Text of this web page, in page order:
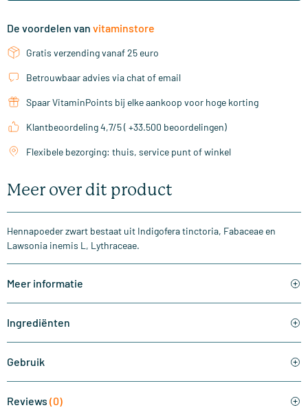
De voordelen van vitaminstore
Gratis verzending vanaf 25 euro
Betrouwbaar advies via chat of email
Spaar VitaminPoints bij elke aankoop voor hoge korting
Klantbeoordeling 4,7/5 ( +33.500 beoordelingen)
Flexibele bezorging: thuis, service punt of winkel
Meer over dit product
Hennapoeder zwart bestaat uit Indigofera tinctoria, Fabaceae en
Lawsonia inemis L, Lythraceae.
Meer informatie
Ingrediënten
Gebruik
Reviews (0)